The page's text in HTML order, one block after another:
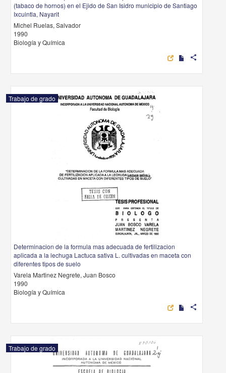
(tabaco de hornos) en el Ejido de San Isidro municipio de Santiago
Ixcuintla, Nayarit
Michel Ruelas, Salvador
1990
Biología y Química
share
Trabajo de grado
Determinacion de la formula mas adecuada de fertilizacion
aplicada a la lechuga Lactuca sativa L. cultivadas en maceta con
diferentes tipos de suelo
Varela Martinez Negrete, Juan Bosco
1990
Biología y Química
share
Trabajo de grado